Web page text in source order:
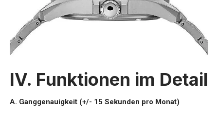
IV. Funktionen im Detail
A. Ganggenauigkeit (+/- 15 Sekunden pro Monat)